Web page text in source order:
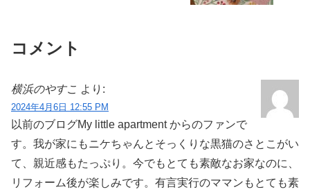
コメント
横浜のやすこ より:
2024年4月6日 12:55 PM
以前のブログMy little apartment からのファンで
す。我が家にもニケちゃんとそっくりな黒猫のさとこがい
て、親近感もたっぷり。今でもとても素敵なお家なのに、
リフォーム後が楽しみです。有言実行のママンもとても素